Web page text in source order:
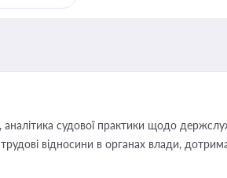
судової практики щодо
відносини в органах влади,